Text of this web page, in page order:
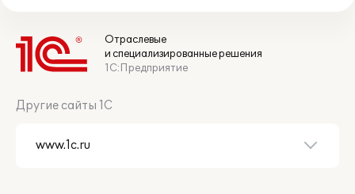
Отраслевые
и специализированные решения
1С:Предприятие
Другие сайты 1С